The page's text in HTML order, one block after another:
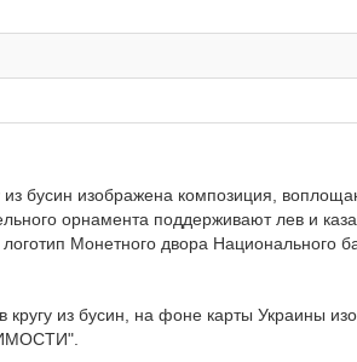
из бусин изображена композиция,
орнамента поддерживают лев и
Монетного двора Национального
кругу из бусин, на фоне карты Украины